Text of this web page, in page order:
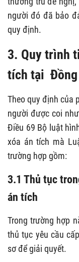
người đó đã bảo
quy định.
3. Quy trình
tích tại Đồng
Theo quy định của
người được coi
Điều 69 Bộ luật
xóa án tích mà
trường hợp gồm:
3.1 Thủ tục
án tích
Trong trường hợp
thủ tục yêu cầu
sơ để giải quyết.